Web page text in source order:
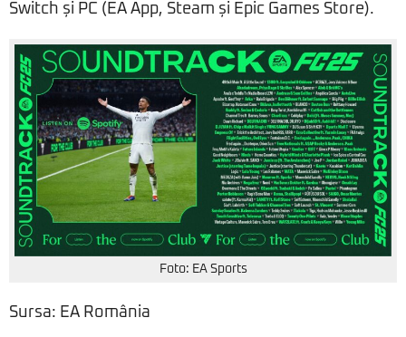
Switch și PC (EA App, Steam și Epic Games Store).
Foto: EA Sports
Sursa: EA România